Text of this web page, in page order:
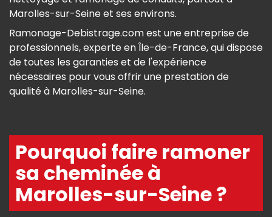
Marolles-sur-Seine et ses environs.
Ramonage-Debistrage.com est une entreprise de
professionnels, experte en Île-de-France, qui dispose
de toutes les garanties et de l'expérience
nécessaires pour vous offrir une prestation de
qualité à Marolles-sur-Seine.
Pourquoi faire ramoner
sa cheminée à
Marolles-sur-Seine ?